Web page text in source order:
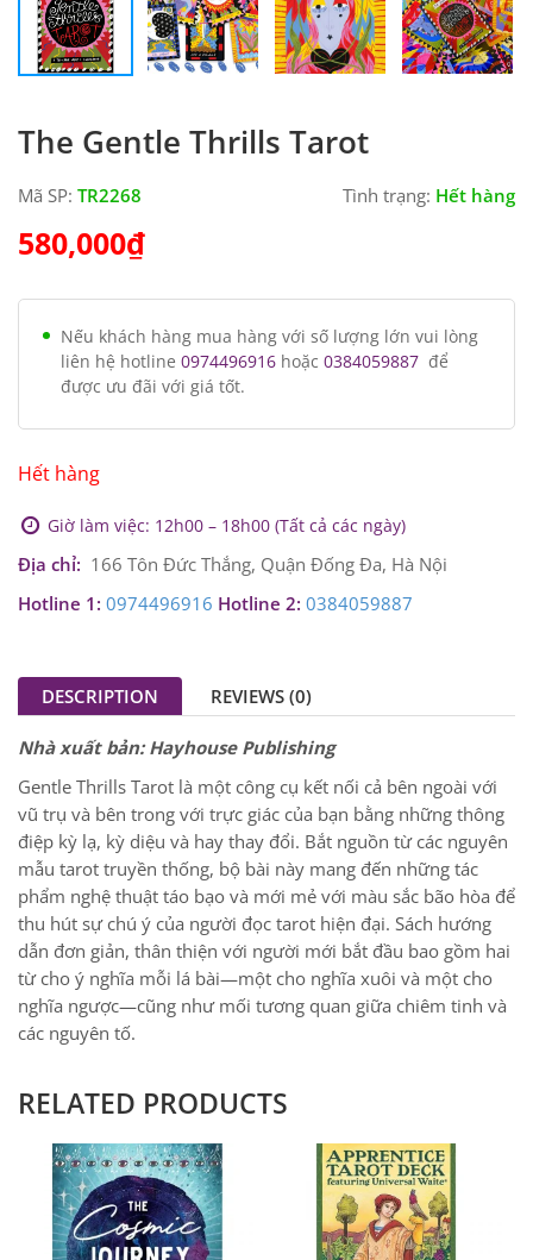
The Gentle Thrills Tarot
Mã SP: TR2268 Tình trạng: Hết hàng
580,000₫
Nếu khách hàng mua hàng với số lượng lớn vui lòng
liên hệ hotline 0974496916 hoặc 0384059887 để
được ưu đãi với giá tốt.
Hết hàng
Giờ làm việc: 12h00 – 18h00 (Tất cả các ngày)
Địa chỉ: 166 Tôn Đức Thắng, Quận Đống Đa, Hà Nội
Hotline 1: 0974496916 Hotline 2: 0384059887
DESCRIPTION REVIEWS (0)
Nhà xuất bản: Hayhouse Publishing
Gentle Thrills Tarot là một công cụ kết nối cả bên ngoài với
vũ trụ và bên trong với trực giác của bạn bằng những thông
điệp kỳ lạ, kỳ diệu và hay thay đổi. Bắt nguồn từ các nguyên
mẫu tarot truyền thống, bộ bài này mang đến những tác
phẩm nghệ thuật táo bạo và mới mẻ với màu sắc bão hòa để
thu hút sự chú ý của người đọc tarot hiện đại. Sách hướng
dẫn đơn giản, thân thiện với người mới bắt đầu bao gồm hai
từ cho ý nghĩa mỗi lá bài—một cho nghĩa xuôi và một cho
nghĩa ngược—cũng như mối tương quan giữa chiêm tinh và
các nguyên tố.
RELATED PRODUCTS